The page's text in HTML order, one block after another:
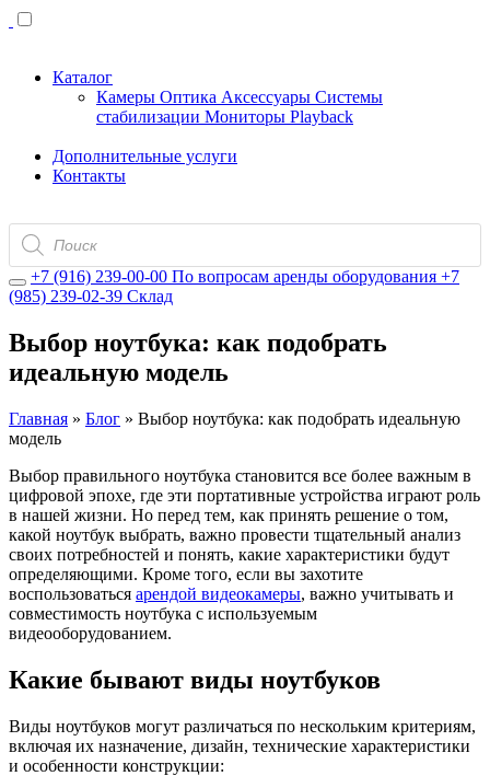
Каталог
Камеры Оптика Аксессуары Системы
стабилизации Мониторы Playback
Дополнительные услуги
Контакты
Поиск
товаров
+7 (916) 239-00-00 По вопросам аренды оборудования +7
(985) 239-02-39 Склад
Выбор ноутбука: как подобрать
идеальную модель
Главная » Блог » Выбор ноутбука: как подобрать идеальную
модель
Выбор правильного ноутбука становится все более важным в
цифровой эпохе, где эти портативные устройства играют роль
в нашей жизни. Но перед тем, как принять решение о том,
какой ноутбук выбрать, важно провести тщательный анализ
своих потребностей и понять, какие характеристики будут
определяющими. Кроме того, если вы захотите
воспользоваться арендой видеокамеры, важно учитывать и
совместимость ноутбука с используемым
видеооборудованием.
Какие бывают виды ноутбуков
Виды ноутбуков могут различаться по нескольким критериям,
включая их назначение, дизайн, технические характеристики
и особенности конструкции: